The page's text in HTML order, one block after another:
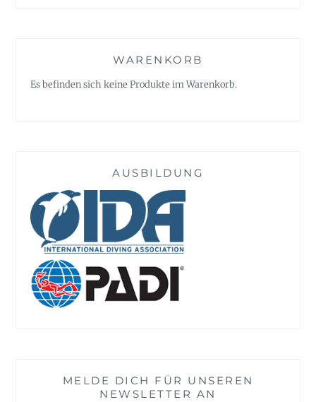
WARENKORB
Es befinden sich keine Produkte im Warenkorb.
AUSBILDUNG
MELDE DICH FÜR UNSEREN
NEWSLETTER AN